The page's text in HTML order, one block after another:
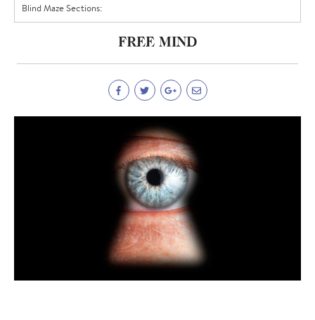
FREE MIND